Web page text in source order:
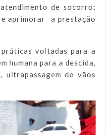
de socorro;
aprimorar a prestação
voltadas para a
humana para a descida,
de vãos